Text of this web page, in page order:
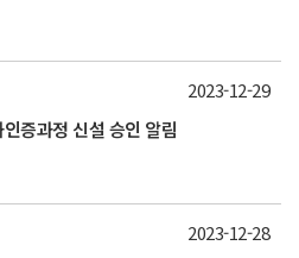
증과정 신설 승인 알림
2023-12-29
2023-12-28